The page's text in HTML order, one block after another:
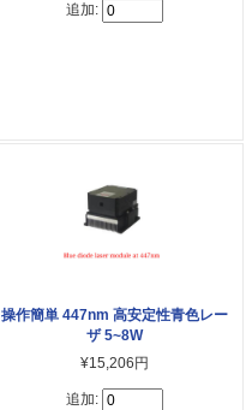
追加:
操作簡単 447nm 高安定性青色レー
ザ 5~8W
¥15,206円
追加: